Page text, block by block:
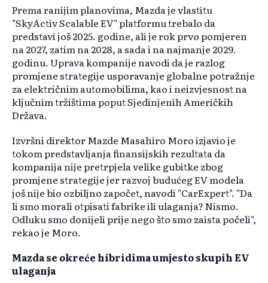
Prema ranijim planovima, Mazda je vlastitu
"SkyActiv Scalable EV" platformu trebalo da
predstavi još 2025. godine, ali je rok prvo pomjeren
na 2027, zatim na 2028, a sada i na najmanje 2029.
godinu. Uprava kompanije navodi da je razlog
promjene strategije usporavanje globalne potražnje
za električnim automobilima, kao i neizvjesnost na
ključnim tržištima poput Sjedinjenih Američkih
Država.
Izvršni direktor Mazde Masahiro Moro izjavio je
tokom predstavljanja finansijskih rezultata da
kompanija nije pretrpjela velike gubitke zbog
promjene strategije jer razvoj budućeg EV modela
još nije bio ozbiljno započet, navodi "CarExpert". "Da
li smo morali otpisati fabrike ili ulaganja? Nismo.
Odluku smo donijeli prije nego što smo zaista počeli",
rekao je Moro.
Mazda se okreće hibridima umjesto skupih EV
ulaganja